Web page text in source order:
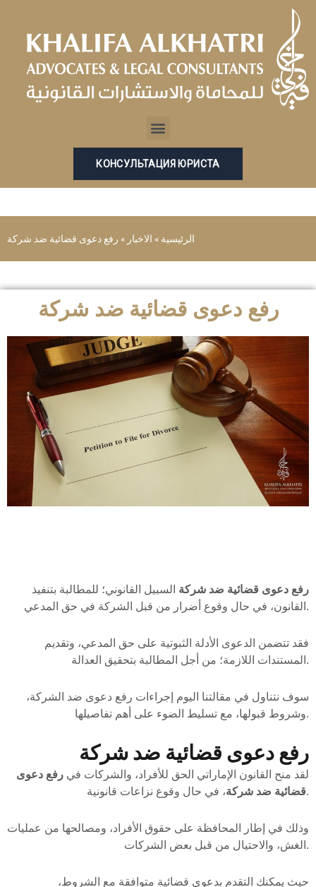
содержимому
Menu
КОНСУЛЬТАЦИЯ ЮРИСТА
الرئيسية » الاخبار » رفع دعوى قضائية ضد شركة
رفع دعوى قضائية ضد شركة
رفع دعوى قضائية ضد شركة السبيل القانوني؛ للمطالبة بتنفيذ
القانون، في حال وقوع أضرار من قبل الشركة في حق المدعي.
فقد تتضمن الدعوى الأدلة الثبوتية على حق المدعي، وتقديم
المستندات اللازمة؛ من أجل المطالبة بتحقيق العدالة.
سوف نتناول في مقالتنا اليوم إجراءات رفع دعوى ضد الشركة،
وشروط قبولها، مع تسليط الضوء على أهم تفاصيلها.
رفع دعوى قضائية ضد شركة
لقد منح القانون الإماراتي الحق للأفراد، والشركات في رفع دعوى
قضائية ضد شركة، في حال وقوع نزاعات قانونية.
وذلك في إطار المحافظة على حقوق الأفراد، ومصالحها من عمليات
الغش، والاحتيال من قبل بعض الشركات.
حيث يمكنك التقدم بدعوى قضائية متوافقة مع الشروط،